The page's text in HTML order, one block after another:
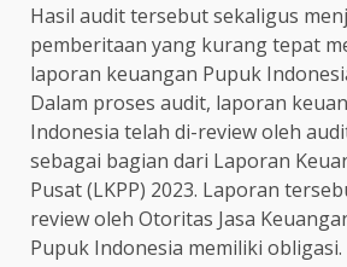
Hasil audit tersebut sekaligus
pemberitaan yang kurang tepat
laporan keuangan Pupuk
Dalam proses audit, laporan
Indonesia telah di-review oleh
sebagai bagian dari Laporan
Pusat (LKPP) 2023. Laporan
review oleh Otoritas Jasa
Pupuk Indonesia memiliki obligasi.